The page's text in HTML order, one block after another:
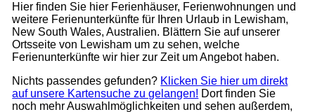
Hier finden Sie hier Ferienhäuser, Ferienwohnungen und
weitere Ferienunterkünfte für Ihren Urlaub in Lewisham,
New South Wales, Australien. Blättern Sie auf unserer
Ortsseite von Lewisham um zu sehen, welche
Ferienunterkünfte wir hier zur Zeit um Angebot haben.
Nichts passendes gefunden? Klicken Sie hier um direkt
auf unsere Kartensuche zu gelangen! Dort finden Sie
noch mehr Auswahlmöglichkeiten und sehen außerdem,